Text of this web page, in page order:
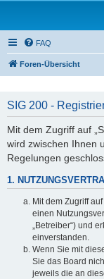
FAQ
Foren-Übersicht
SIG 200 -
Mit dem Zugriff auf
wird zwischen Ihnen
Regelungen
1.
Mit dem Zugriff
einen
„Betreiber“) und
einverstanden.
Wenn Sie mit
Sie das Board
jeweils die an